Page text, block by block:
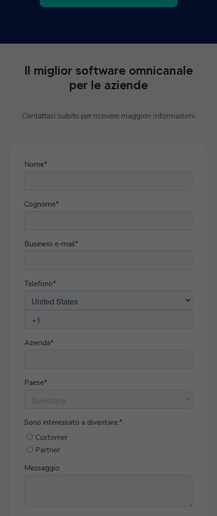
Il miglior software omnicanale
per le aziende
Contattaci subito per ricevere maggiori informazioni